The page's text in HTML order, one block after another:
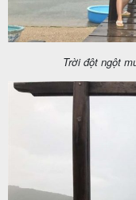
Trời đột ngột